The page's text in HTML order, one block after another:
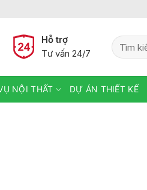
Hỗ trợ
Tư vấn 24/7
Tìm
kiếm:
NỘI THẤT DỰ ÁN THIẾT KẾ